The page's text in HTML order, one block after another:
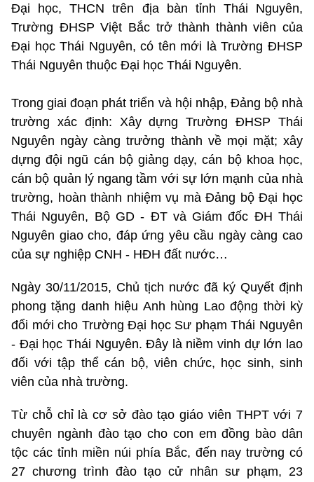
Đại học, THCN trên địa bàn tỉnh Thái Nguyên,
Trường ĐHSP Việt Bắc trở thành thành viên của
Đại học Thái Nguyên, có tên mới là Trường ĐHSP
Thái Nguyên thuộc Đại học Thái Nguyên.
Trong giai đoạn phát triển và hội nhập, Đảng bộ nhà
trường xác định: Xây dựng Trường ĐHSP Thái
Nguyên ngày càng trưởng thành về mọi mặt; xây
dựng đội ngũ cán bộ giảng dạy, cán bộ khoa học,
cán bộ quản lý ngang tầm với sự lớn mạnh của nhà
trường, hoàn thành nhiệm vụ mà Đảng bộ Đại học
Thái Nguyên, Bộ GD - ĐT và Giám đốc ĐH Thái
Nguyên giao cho, đáp ứng yêu cầu ngày càng cao
của sự nghiệp CNH - HĐH đất nước…
Ngày 30/11/2015, Chủ tịch nước đã ký Quyết định
phong tặng danh hiệu Anh hùng Lao động thời kỳ
đổi mới cho Trường Đại học Sư phạm Thái Nguyên
- Đại học Thái Nguyên. Đây là niềm vinh dự lớn lao
đối với tập thể cán bộ, viên chức, học sinh, sinh
viên của nhà trường.
Từ chỗ chỉ là cơ sở đào tạo giáo viên THPT với 7
chuyên ngành đào tạo cho con em đồng bào dân
tộc các tỉnh miền núi phía Bắc, đến nay trường có
27 chương trình đào tạo cử nhân sư phạm, 23